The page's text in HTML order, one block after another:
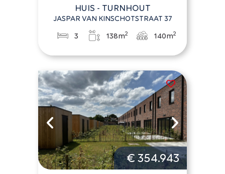
HUIS - TURNHOUT
JASPAR VAN KINSCHOTSTRAAT 37
3 138m2 140m2
€ 354.943